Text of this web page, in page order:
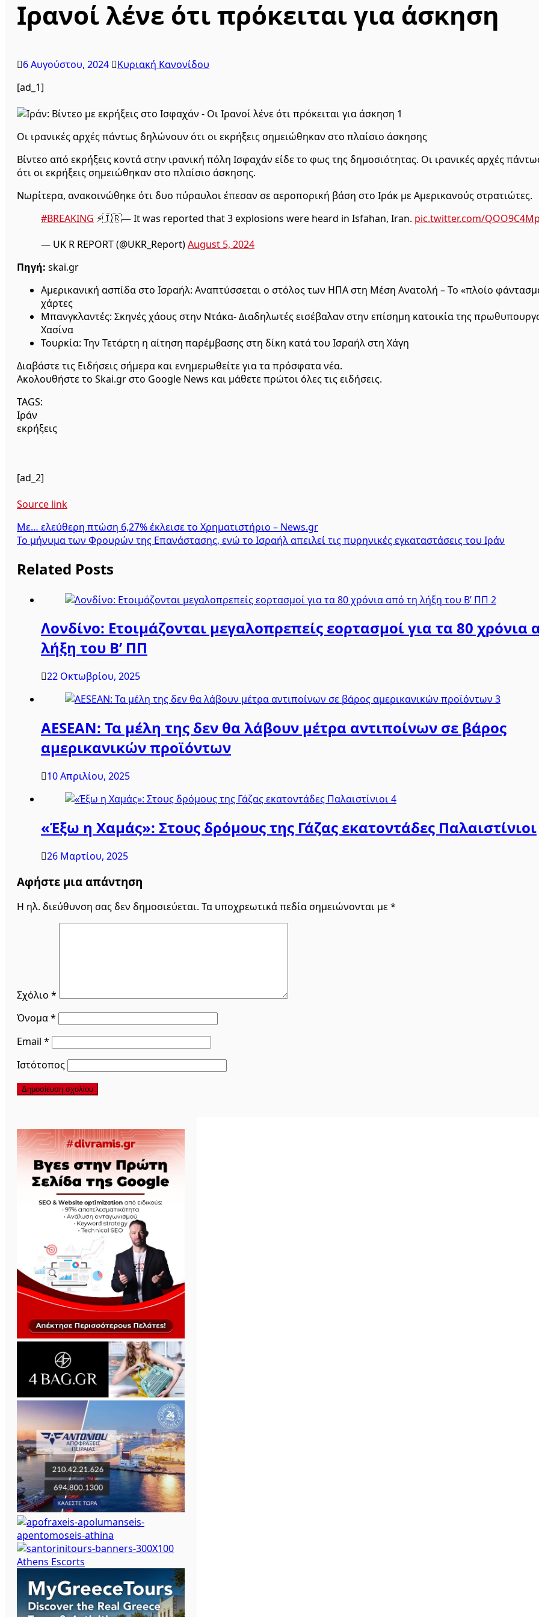
Ιρανοί λένε ότι πρόκειται για άσκηση
6 Αυγούστου, 2024
Κυριακή Κανονίδου
[ad_1]
Οι ιρανικές αρχές πάντως δηλώνουν ότι οι εκρήξεις σημειώθηκαν στο πλαίσιο άσκησης
Βίντεο από εκρήξεις κοντά στην ιρανική πόλη Ισφαχάν είδε το φως της δημοσιότητας. Οι ιρανικές αρχές
ότι οι εκρήξεις σημειώθηκαν στο πλαίσιο άσκησης.
Νωρίτερα, ανακοινώθηκε ότι δυο πύραυλοι έπεσαν σε αεροπορική βάση στο Ιράκ με Αμερικανούς στρατιώτες.
#BREAKING ⚡️🇮🇷— It was reported that 3 explosions were heard in Isfahan, Iran. pic.twitter.com/
— UK R REPORT (@UKR_Report)August 5, 2024
Πηγή: skai.gr
Αμερικανική ασπίδα στο Ισραήλ: Αναπτύσσεται ο στόλος των ΗΠΑ στη Μέση Ανατολή – Το «πλοίο
χάρτες
Μπανγκλαντές: Σκηνές χάους στην Ντάκα- Διαδηλωτές εισέβαλαν στην επίσημη κατοικία της
Χασίνα
Τουρκία: Την Τετάρτη η αίτηση παρέμβασης στη δίκη κατά του Ισραήλ στη Χάγη
Διαβάστε τις Ειδήσεις σήμερα και ενημερωθείτε για τα πρόσφατα νέα.
Ακολουθήστε το Skai.gr στο Google News και μάθετε πρώτοι όλες τις ειδήσεις.
TAGS:
Ιράν
εκρήξεις
[ad_2]
Source link
Πλοήγηση
άρθρων
Με… ελεύθερη πτώση 6,27% έκλεισε το Χρηματιστήριο – News.gr
Το μήνυμα των Φρουρών της Επανάστασης, ενώ το Ισραήλ απειλεί τις πυρηνικές εγκαταστάσεις του Ιράν
Related Posts
Λονδίνο: Ετοιμάζονται μεγαλοπρεπείς εορτασμοί για τα 80 χρόνια
λήξη του Β’ ΠΠ
22 Οκτωβρίου, 2025
AESEAN: Τα μέλη της δεν θα λάβουν μέτρα αντιποίνων σε βάρος
αμερικανικών προϊόντων
10 Απριλίου, 2025
«Έξω η Χαμάς»: Στους δρόμους της Γάζας εκατοντάδες Παλαιστίνιοι
26 Μαρτίου, 2025
Αφήστε μια απάντηση
Η ηλ. διεύθυνση σας δεν δημοσιεύεται. Τα υποχρεωτικά πεδία σημειώνονται με*
Σχόλιο *
Όνομα*
Email *
Ιστότοπος
Athens Escorts